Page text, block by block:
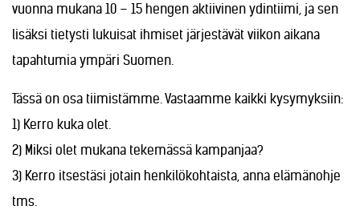
vuonna mukana 10 – 15 hengen aktiivinen ydintiimi, ja sen
lisäksi tietysti lukuisat ihmiset järjestävät viikon aikana
tapahtumia ympäri Suomen.
Tässä on osa tiimistämme. Vastaamme kaikki kysymyksiin:
1) Kerro kuka olet.
2) Miksi olet mukana tekemässä kampanjaa?
3) Kerro itsestäsi jotain henkilökohtaista, anna elämänohje
tms.